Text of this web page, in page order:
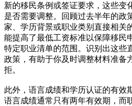
新的移民条例或签证要求，这些变
是否需要调整。回顾过去半年的政
家、学历背景或职业类别直接相关
能提高了最低工资标准以保障移民
特定职业清单的范围。识别出这些
政策，有助于你及时调整材料准备
拒。
此外，语言成绩和学历认证的有效
语言成绩通常只有两年有效期，而